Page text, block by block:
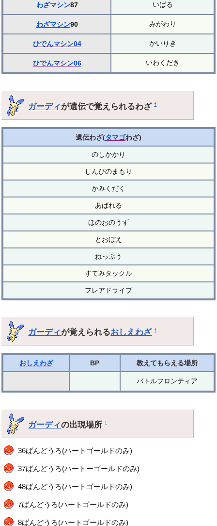
わざマシン87 いばる
わざマシン90 みがわり
ひでんマシン04 かいりき
ひでんマシン06 いわくだき
ガーディが遺伝で覚えられるわざ†
遺伝わざ(タマゴわざ)
のしかかり
しんぴのまもり
かみくだく
あばれる
ほのおのうず
とおぼえ
ねっぷう
すてみタックル
フレアドライブ
ガーディが覚えられるおしえわざ †
おしえわざ BP 教えてもらえる場所
バトルフロンティア
ガーディの出現場所†
36ばんどうろ(ハートゴールドのみ)
37ばんどうろ(ハートーゴールドのみ)
48ばんどうろ(ハートゴールドのみ)
7ばんどうろ(ハートゴールドのみ)
8ばんどうろ(ハートゴールドのみ)